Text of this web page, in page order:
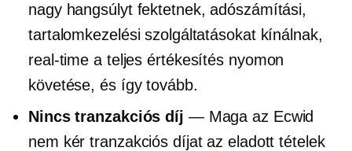
nagy hangsúlyt fektetnek, adószámítási,
tartalomkezelési szolgáltatásokat kínálnak,
real-time a teljes értékesítés nyomon
követése, és így tovább.
Nincs tranzakciós díj — Maga az Ecwid
nem kér tranzakciós díjat az eladott tételek